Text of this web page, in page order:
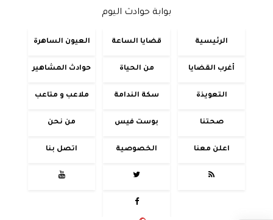
بوابة حوادث اليوم
الرئيسية قضايا الساعة العيون الساهرة
أغرب القضايا من الحياة حوادث المشاهير
التعويذة سكة الندامة ملاعب و متاعب
صحتنا بوست فيس من نحن
اعلن معنا الخصوصية اتصل بنا



